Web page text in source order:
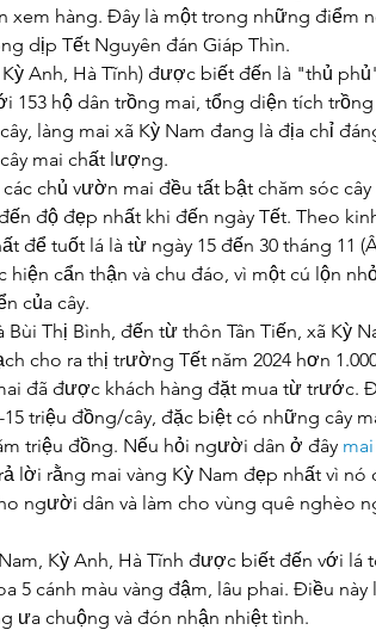
xem hàng. Đây là một trong những điểm
dịp Tết Nguyên đán Giáp Thìn.
Kỳ Anh, Hà Tĩnh) được biết đến là "thủ
153 hộ dân trồng mai, tổng diện tích trồng
làng mai xã Kỳ Nam đang là địa chỉ
mai chất lượng.
chủ vườn mai đều tất bật chăm sóc
độ đẹp nhất khi đến ngày Tết. Theo
để tuốt lá là từ ngày 15 đến 30 tháng 11
cẩn thận và chu đáo, vì một cú lộn
của cây.
Bùi Thị Bình, đến từ thôn Tân Tiến, xã Kỳ
cho ra thị trường Tết năm 2024 hơn
đã được khách hàng đặt mua từ trước.
triệu đồng/cây, đặc biệt có những cây
triệu đồng. Nếu hỏi người dân ở đây
lời rằng mai vàng Kỳ Nam đẹp nhất vì nó
người dân và làm cho vùng quê nghèo
Kỳ Anh, Hà Tĩnh được biết đến với lá
5 cánh màu vàng đậm, lâu phai. Điều
ưa chuộng và đón nhận nhiệt tình.